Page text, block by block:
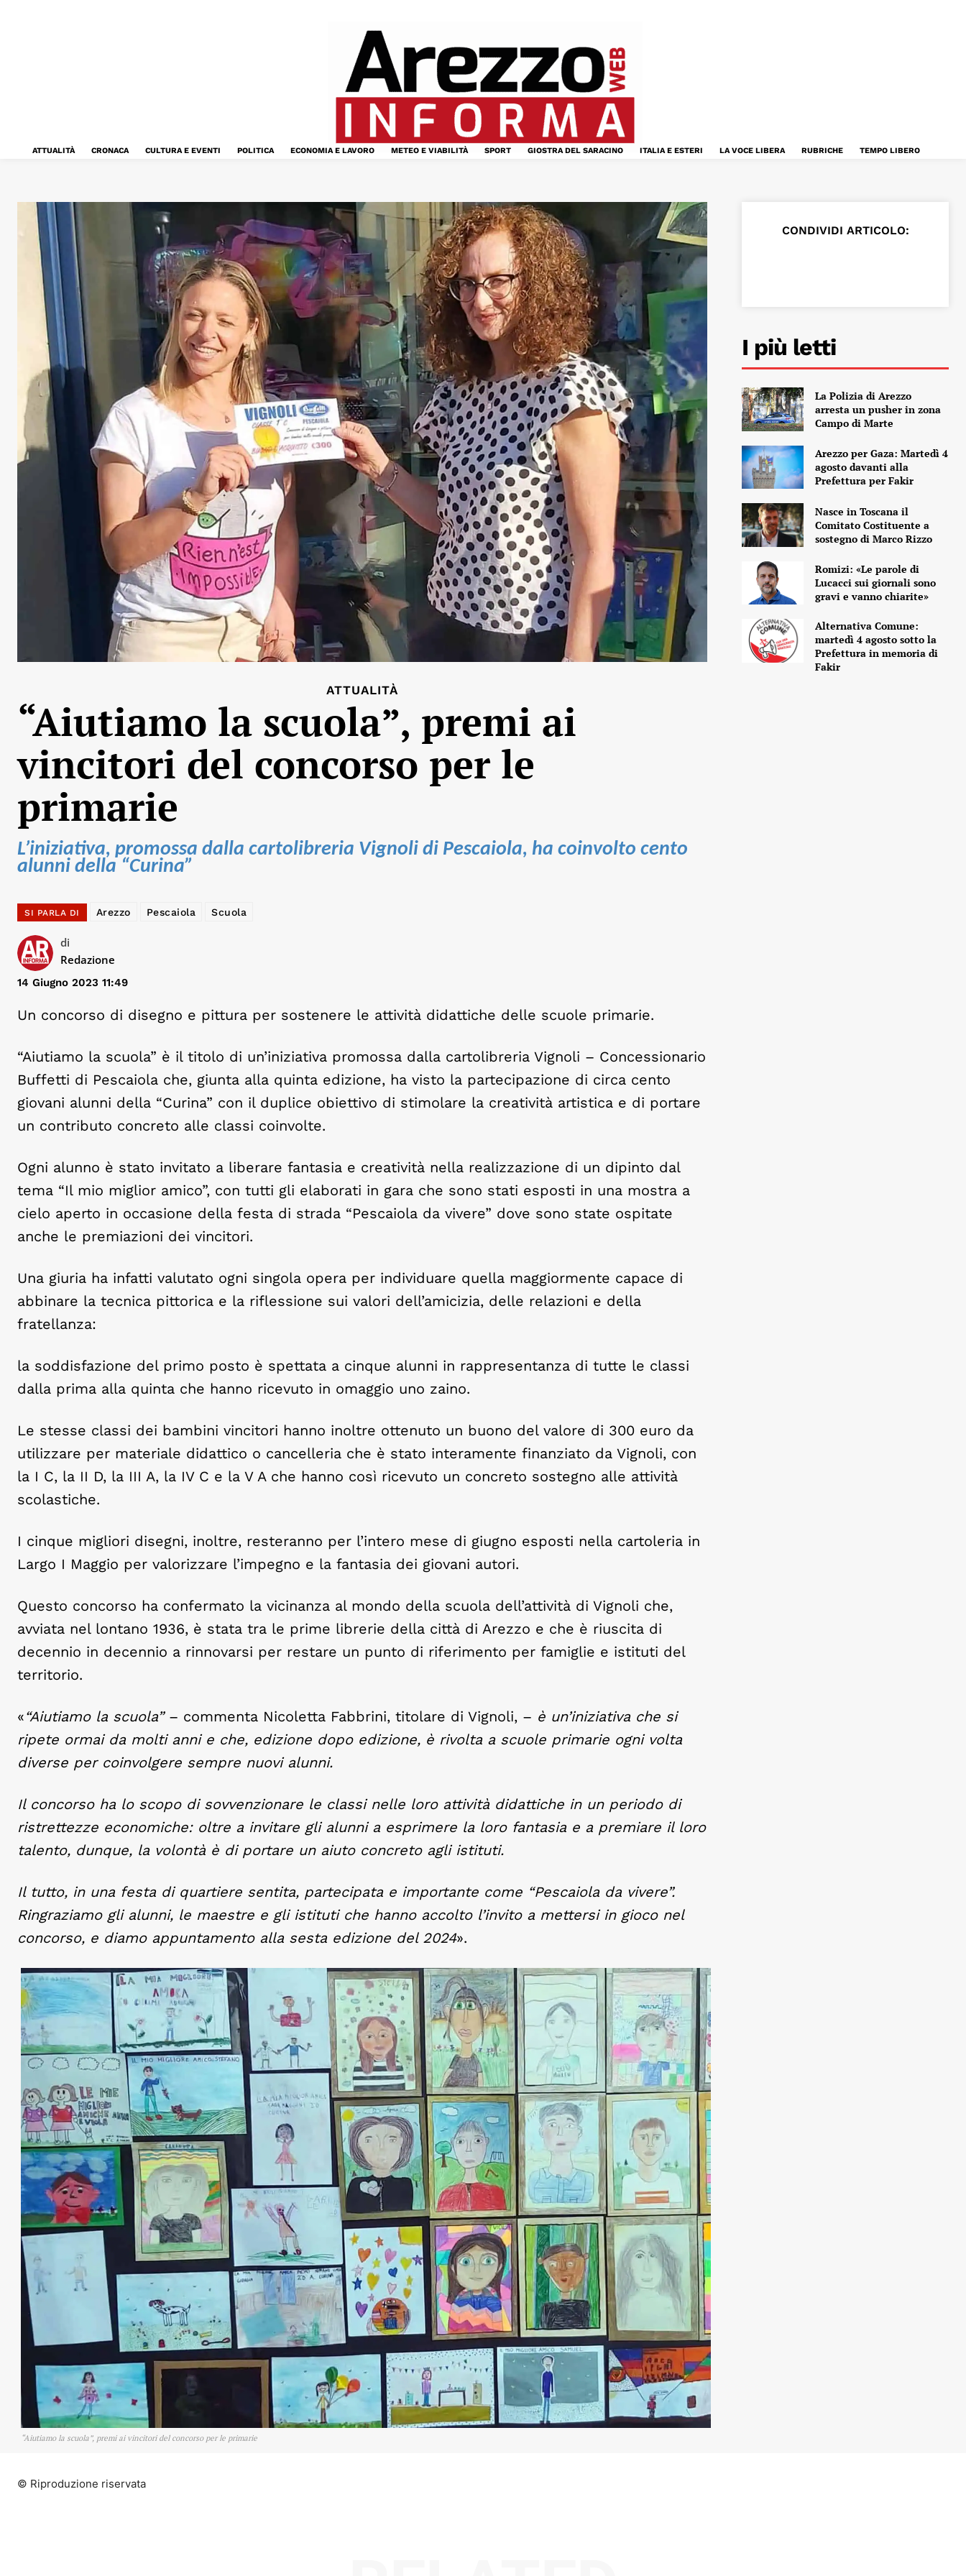
ATTUALITÀ CRONACA CULTURA E EVENTI POLITICA ECONOMIA E LAVORO METEO E VIABILITÀ SPORT GIOSTRA DEL SARACINO ITALIA E ESTERI LA VOCE LIBERA RUBRICHE TEMPO LIBERO
ATTUALITÀ
“Aiutiamo la scuola”, premi ai
vincitori del concorso per le
primarie
L’iniziativa, promossa dalla cartolibreria Vignoli di Pescaiola, ha coinvolto cento
alunni della “Curina”
SI PARLA DI Arezzo Pescaiola Scuola
di
Redazione
14 Giugno 2023 11:49
Un concorso di disegno e pittura per sostenere le attività didattiche delle scuole primarie.
“Aiutiamo la scuola” è il titolo di un’iniziativa promossa dalla cartolibreria Vignoli – Concessionario
Buffetti di Pescaiola che, giunta alla quinta edizione, ha visto la partecipazione di circa cento
giovani alunni della “Curina” con il duplice obiettivo di stimolare la creatività artistica e di portare
un contributo concreto alle classi coinvolte.
Ogni alunno è stato invitato a liberare fantasia e creatività nella realizzazione di un dipinto dal
tema “Il mio miglior amico”, con tutti gli elaborati in gara che sono stati esposti in una mostra a
cielo aperto in occasione della festa di strada “Pescaiola da vivere” dove sono state ospitate
anche le premiazioni dei vincitori.
Una giuria ha infatti valutato ogni singola opera per individuare quella maggiormente capace di
abbinare la tecnica pittorica e la riflessione sui valori dell’amicizia, delle relazioni e della
fratellanza:
la soddisfazione del primo posto è spettata a cinque alunni in rappresentanza di tutte le classi
dalla prima alla quinta che hanno ricevuto in omaggio uno zaino.
Le stesse classi dei bambini vincitori hanno inoltre ottenuto un buono del valore di 300 euro da
utilizzare per materiale didattico o cancelleria che è stato interamente finanziato da Vignoli, con
la I C, la II D, la III A, la IV C e la V A che hanno così ricevuto un concreto sostegno alle attività
scolastiche.
I cinque migliori disegni, inoltre, resteranno per l’intero mese di giugno esposti nella cartoleria in
Largo I Maggio per valorizzare l’impegno e la fantasia dei giovani autori.
Questo concorso ha confermato la vicinanza al mondo della scuola dell’attività di Vignoli che,
avviata nel lontano 1936, è stata tra le prime librerie della città di Arezzo e che è riuscita di
decennio in decennio a rinnovarsi per restare un punto di riferimento per famiglie e istituti del
territorio.
«“Aiutiamo la scuola”– commenta Nicoletta Fabbrini, titolare di Vignoli, – è un’iniziativa che si
ripete ormai da molti anni e che, edizione dopo edizione, è rivolta a scuole primarie ogni volta
diverse per coinvolgere sempre nuovi alunni.
Il concorso ha lo scopo di sovvenzionare le classi nelle loro attività didattiche in un periodo di
ristrettezze economiche: oltre a invitare gli alunni a esprimere la loro fantasia e a premiare il loro
talento, dunque, la volontà è di portare un aiuto concreto agli istituti.
Il tutto, in una festa di quartiere sentita, partecipata e importante come “Pescaiola da vivere”.
Ringraziamo gli alunni, le maestre e gli istituti che hanno accolto l’invito a mettersi in gioco nel
concorso, e diamo appuntamento alla sesta edizione del 2024».
“Aiutiamo la scuola”, premi ai vincitori del concorso per le primarie
© Riproduzione riservata
CONDIVIDI ARTICOLO:
I più letti
La Polizia di Arezzo
arresta un pusher in zona
Campo di Marte
Arezzo per Gaza: Martedì 4
agosto davanti alla
Prefettura per Fakir
Nasce in Toscana il
Comitato Costituente a
sostegno di Marco Rizzo
Romizi: «Le parole di
Lucacci sui giornali sono
gravi e vanno chiarite»
Alternativa Comune:
martedì 4 agosto sotto la
Prefettura in memoria di
Fakir